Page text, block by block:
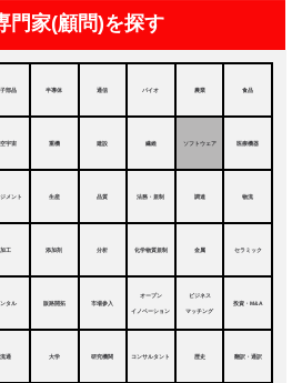
門家(顧問)を探す
部品 半導体 通信 バイオ 農業 食品
宇宙 重機 建設 繊維 ソフトウェア 医療機器
メント 生産 品質 法務・規制 調達 物流
加工 添加剤 分析 化学物質規制 金属 セラミック
ンタル 販路開拓 市場参入
オープン
イノベーション
ビジネス
マッチング
投資・M&A
流通 大学 研究機関 コンサルタント 歴史 翻訳・通訳